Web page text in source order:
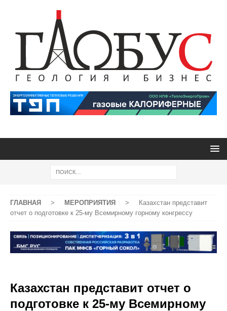
ГЛАВНАЯ > МЕРОПРИЯТИЯ >
Казахстан представит
отчет о подготовке к 25-му Всемирному горному конгрессу
Казахстан представит отчет о
подготовке к 25-му Всемирному